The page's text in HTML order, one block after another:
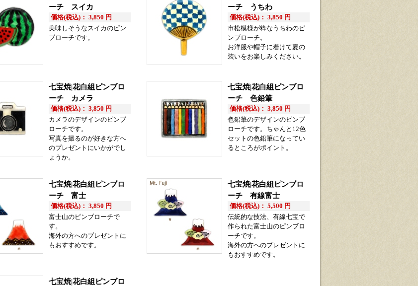
ーチ スイカ
価格(税込)： 3,850 円
美味しそうなスイカのピン
ブローチです。
ーチ うちわ
価格(税込)： 3,850 円
市松模様が粋なうちわのピ
ンブローチ。
お洋服や帽子に着けて夏の
装いをお楽しみください。
七宝焼|花白組ピンブロ
ーチ カメラ
価格(税込)： 3,850 円
カメラのデザインのピンブ
ローチです。
写真を撮るのが好きな方へ
のプレゼントにいかがでし
ょうか。
七宝焼|花白組ピンブロ
ーチ 色鉛筆
価格(税込)： 3,850 円
色鉛筆のデザインのピンブ
ローチです。ちゃんと12色
セットの色鉛筆になってい
るところがポイント。
七宝焼|花白組ピンブロ
ーチ 富士
価格(税込)： 3,850 円
富士山のピンブローチで
す。
海外の方へのプレゼントに
もおすすめです。
七宝焼|花白組ピンブロ
ーチ 有線富士
価格(税込)： 5,500 円
伝統的な技法、有線七宝で
作られた富士山のピンブロ
ーチです。
海外の方へのプレゼントに
もおすすめです。
七宝焼|花白組ピンブロ